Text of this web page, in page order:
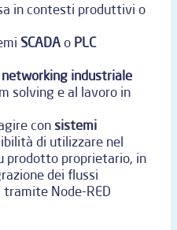
in contesti produttivi o
SCADAo PLC
networking industriale
solving e al lavoro in
consistemi
di utilizzare nel
prodotto proprietario, in
dei flussi
Node-RED